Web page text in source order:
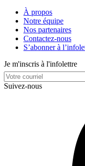
À propos
Notre équipe
Nos partenaires
Contactez-nous
S’abonner à
Je m'inscris à l'infolettre
Suivez-nous